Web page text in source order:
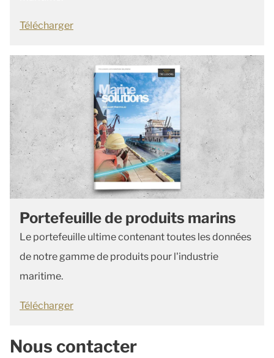
Télécharger
Portefeuille de produits marins
Le portefeuille ultime contenant toutes les données
de notre gamme de produits pour l'industrie
maritime.
Télécharger
Nous contacter